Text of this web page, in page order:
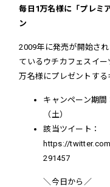
毎日1万名様に「プレミ
ン
2009年に発売が開始さ
ているウチカフェスイ
万名様にプレゼントする
キャンペーン期間
（土）
該当ツイート：
https://
291457
＼今日から／